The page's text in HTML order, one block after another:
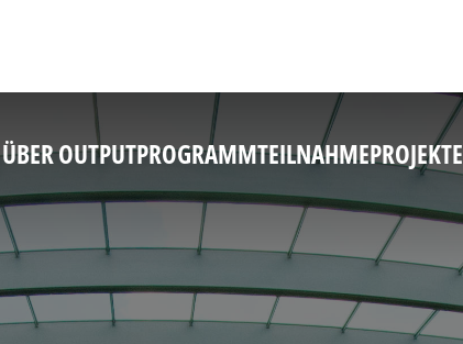
ÜBER OUTPUTPROGRAMMTEILNAHMEPROJEKTE